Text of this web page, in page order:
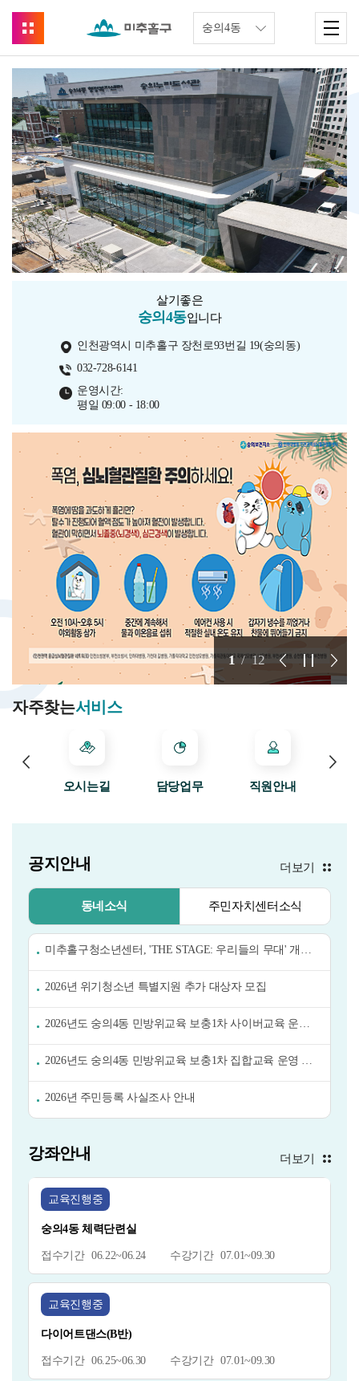
살기좋은
숭의4동입니다
인천광역시 미추홀구 장천로93번길 19(숭의동)
032-728-6141
운영시간:
평일 09:00 - 18:00
1 / 12
자주찾는서비스
오시는길 담당업무 직원안내
공지안내
동네소식 주민자치센터소식
미추홀구청소년센터, 'THE STAGE: 우리들의 무대' 개최 안내
2026년 위기청소년 특별지원 추가 대상자 모집
2026년도 숭의4동 민방위교육 보충1차 사이버교육 운영 안내
2026년도 숭의4동 민방위교육 보충1차 집합교육 운영 안내
2026년 주민등록 사실조사 안내
더보기
강좌안내
교육진행중
숭의4동 체력단련실
06.22~06.24 07.01~09.30
교육진행중
다이어트댄스(B반)
06.25~06.30 07.01~09.30
더보기